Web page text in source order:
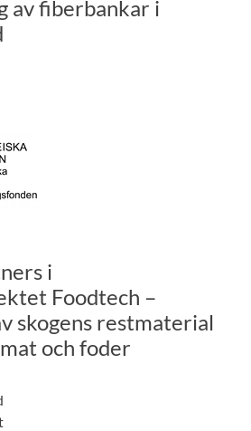
av fiberbankar i
i
Foodtech –
skogens restmaterial
och foder